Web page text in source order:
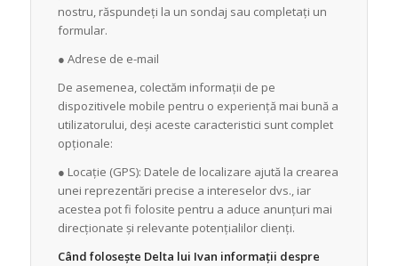
nostru, răspundeți la un sondaj sau completați un
formular.
● Adrese de e-mail
De asemenea, colectăm informații de pe
dispozitivele mobile pentru o experiență mai bună a
utilizatorului, deși aceste caracteristici sunt complet
opționale:
● Locație (GPS): Datele de localizare ajută la crearea
unei reprezentări precise a intereselor dvs., iar
acestea pot fi folosite pentru a aduce anunțuri mai
direcționate și relevante potențialilor clienți.
Când folosește Delta lui Ivan informații despre